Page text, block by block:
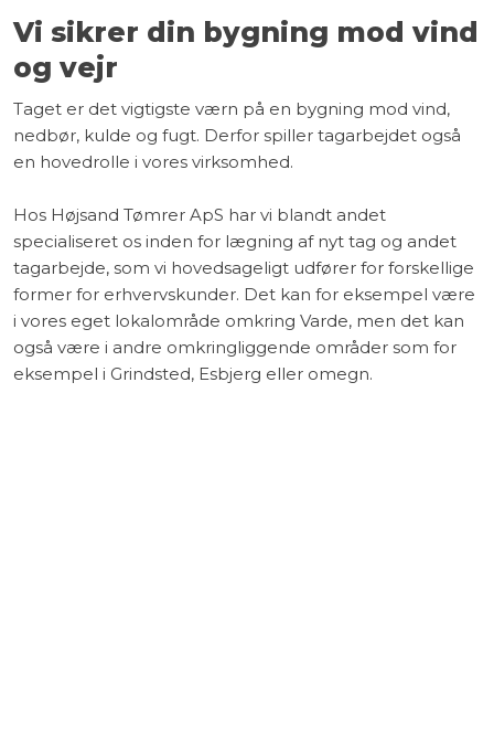
Vi sikrer din bygning mod vind
og vejr
Taget er det vigtigste værn på en bygning mod vind,
nedbør, kulde og fugt. Derfor spiller tagarbejdet også
en hovedrolle i vores virksomhed.
Hos Højsand Tømrer ApS har vi blandt andet
specialiseret os inden for lægning af nyt tag og andet
tagarbejde, som vi hovedsageligt udfører for forskellige
former for erhvervskunder. Det kan for eksempel være
i vores eget lokalområde omkring Varde, men det kan
også være i andre omkringliggende områder som for
eksempel i Grindsted, Esbjerg eller omegn.